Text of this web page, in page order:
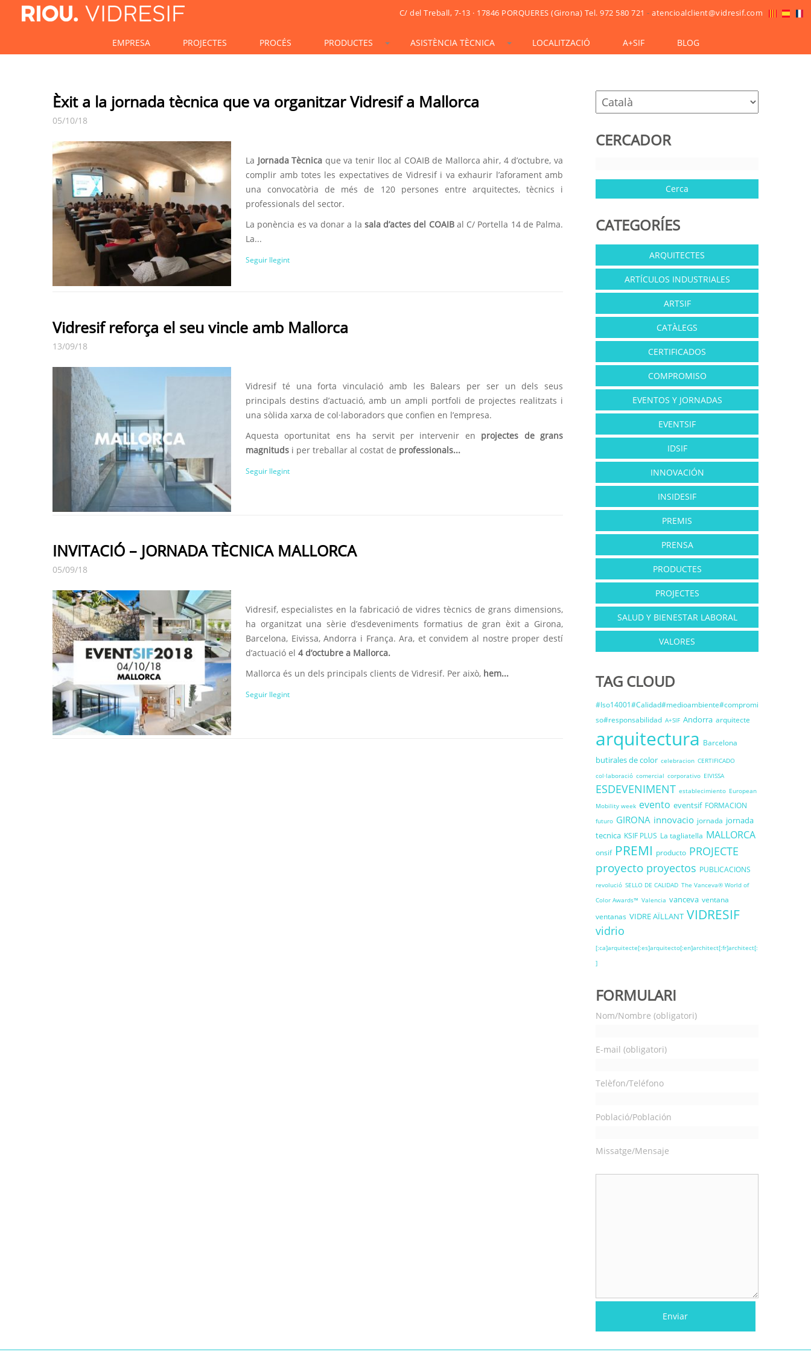
C/ del Treball, 7-13 · 17846 PORQUERES (Girona) Tel. 972 580 721 -atencioalclient@vidresif.com
EMPRESA PROJECTES PROCÉS PRODUCTES ASISTÈNCIA TÈCNICA LOCALITZACIÓ A+SIF BLOG
Èxit a la jornada tècnica que va organitzar Vidresif a Mallorca
05/10/18
La Jornada Tècnica que va tenir lloc al COAIB de Mallorca ahir, 4 d’octubre, va
complir amb totes les expectatives de Vidresif i va exhaurir l’aforament amb
una convocatòria de més de 120 persones entre arquitectes, tècnics i
professionals del sector.
La ponència es va donar a la sala d’actes del COAIBal C/ Portella 14 de Palma.
La...
Seguir llegint
Vidresif reforça el seu vincle amb Mallorca
13/09/18
Vidresif té una forta vinculació amb les Balears per ser un dels seus
principals destins d’actuació, amb un ampli portfoli de projectes realitzats i
una sòlida xarxa de col·laboradors que confien en l’empresa.
Aquesta oportunitat ens ha servit per intervenir en projectes de grans
magnituds i per treballar al costat de professionals...
Seguir llegint
INVITACIÓ – JORNADA TÈCNICA MALLORCA
05/09/18
Vidresif, especialistes en la fabricació de vidres tècnics de grans dimensions,
ha organitzat una sèrie d’esdeveniments formatius de gran èxit a Girona,
Barcelona, Eivissa, Andorra i França. Ara, et convidem al nostre proper destí
d’actuació el4 d’octubre a Mallorca.
Mallorca és un dels principals clients de Vidresif. Per això, hem...
Seguir llegint
CERCADOR
CATEGORÍES
ARQUITECTES
ARTÍCULOS INDUSTRIALES
ARTSIF
CATÀLEGS
CERTIFICADOS
COMPROMISO
EVENTOS Y JORNADAS
EVENTSIF
IDSIF
INNOVACIÓN
INSIDESIF
PREMIS
PRENSA
PRODUCTES
PROJECTES
SALUD Y BIENESTAR LABORAL
VALORES
TAG CLOUD
#Iso14001#Calidad#medioambiente#compromi
so#responsabilidad A+SIF Andorra arquitecte
arquitectura Barcelona
butirales de color celebracion CERTIFICADO
col·laboració comercial corporativo EIVISSA
ESDEVENIMENT establecimiento European
Mobility week evento eventsif FORMACION
futuro GIRONA innovacio jornada jornada
tecnica KSIF PLUS La tagliatella MALLORCA
onsif PREMI producto PROJECTE
proyecto proyectos PUBLICACIONS
revolució SELLO DE CALIDAD The Vanceva® World of
Color Awards™ Valencia vanceva ventana
ventanas VIDRE AÏLLANT VIDRESIF
vidrio
[:ca]arquitecte[:es]arquitecto[:en]architect[:fr]architect[:
]
FORMULARI
Nom/Nombre (obligatori)
E-mail (obligatori)
Telèfon/Teléfono
Població/Población
Missatge/Mensaje